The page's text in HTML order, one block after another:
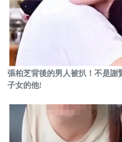
張柏芝背後的男人被扒！不是謝
子女的他!